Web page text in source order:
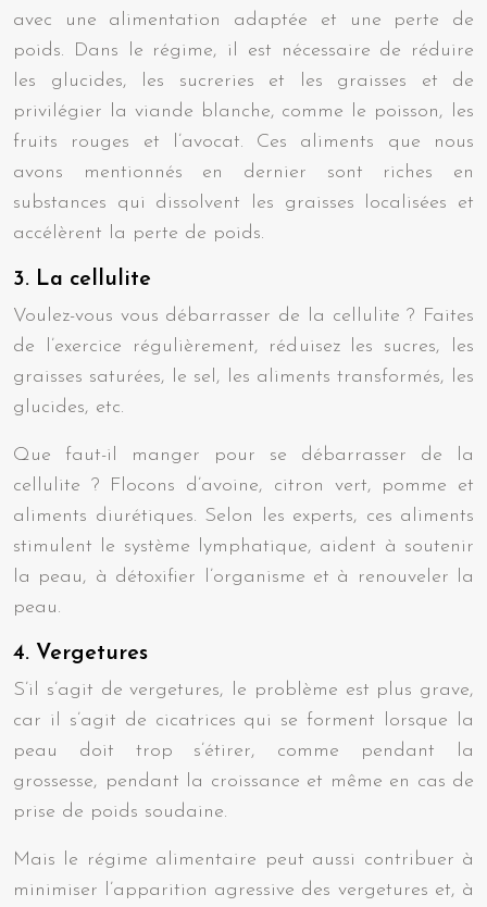
avec une alimentation adaptée et une perte de
poids. Dans le régime, il est nécessaire de réduire
les glucides, les sucreries et les graisses et de
privilégier la viande blanche, comme le poisson, les
fruits rouges et l’avocat. Ces aliments que nous
avons mentionnés en dernier sont riches en
substances qui dissolvent les graisses localisées et
accélèrent la perte de poids.
3. La cellulite
Voulez-vous vous débarrasser de la cellulite ? Faites
de l’exercice régulièrement, réduisez les sucres, les
graisses saturées, le sel, les aliments transformés, les
glucides, etc.
Que faut-il manger pour se débarrasser de la
cellulite ? Flocons d’avoine, citron vert, pomme et
aliments diurétiques. Selon les experts, ces aliments
stimulent le système lymphatique, aident à soutenir
la peau, à détoxifier l’organisme et à renouveler la
peau.
4. Vergetures
S’il s’agit de vergetures, le problème est plus grave,
car il s’agit de cicatrices qui se forment lorsque la
peau doit trop s’étirer, comme pendant la
grossesse, pendant la croissance et même en cas de
prise de poids soudaine.
Mais le régime alimentaire peut aussi contribuer à
minimiser l’apparition agressive des vergetures et, à